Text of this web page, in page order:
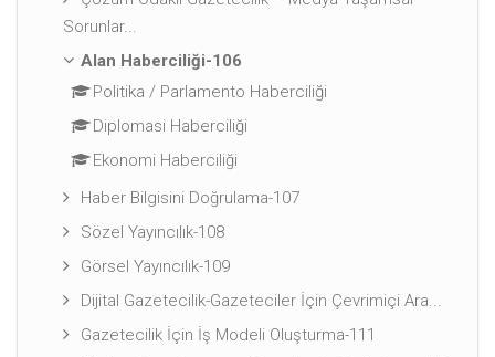
Sorunlar...
Alan Haberciliği-106
Politika / Parlamento Haberciliği
Diplomasi Haberciliği
Ekonomi Haberciliği
Haber Bilgisini Doğrulama-107
Sözel Yayıncılık-108
Görsel Yayıncılık-109
Dijital Gazetecilik-Gazeteciler İçin Çevrimiçi Ara...
Gazetecilik İçin İş Modeli Oluşturma-111